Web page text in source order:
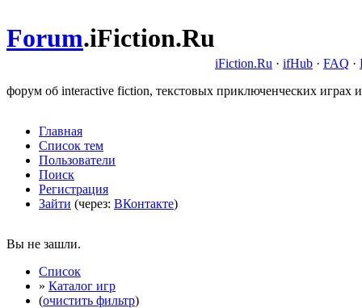
Forum.iFiction.Ru
iFiction.Ru · ifHub · FAQ ·
форум об interactive fiction, текстовых приключенческих играх
Главная
Список тем
Пользователи
Поиск
Регистрация
Зайти (через: ВКонтакте)
Вы не зашли.
Список
» Каталог игр
(очистить фильтр)